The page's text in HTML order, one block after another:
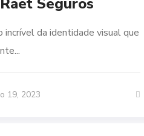
incrível da identidade visual que
19, 2023